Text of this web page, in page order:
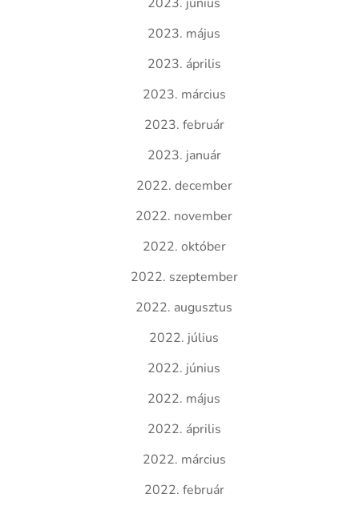
2023. május
2023. április
2023. március
2023. február
2023. január
2022. december
2022. november
2022. október
2022. szeptember
2022. augusztus
2022. július
2022. június
2022. május
2022. április
2022. március
2022. február